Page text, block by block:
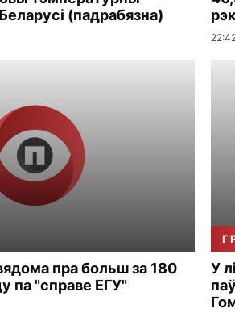
(падрабязна)
пра больш за 180
па "справе ЕГУ"
У